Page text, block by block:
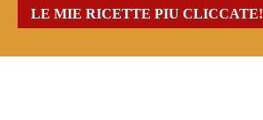
LE MIE RICETTE PIU CLICCATE!